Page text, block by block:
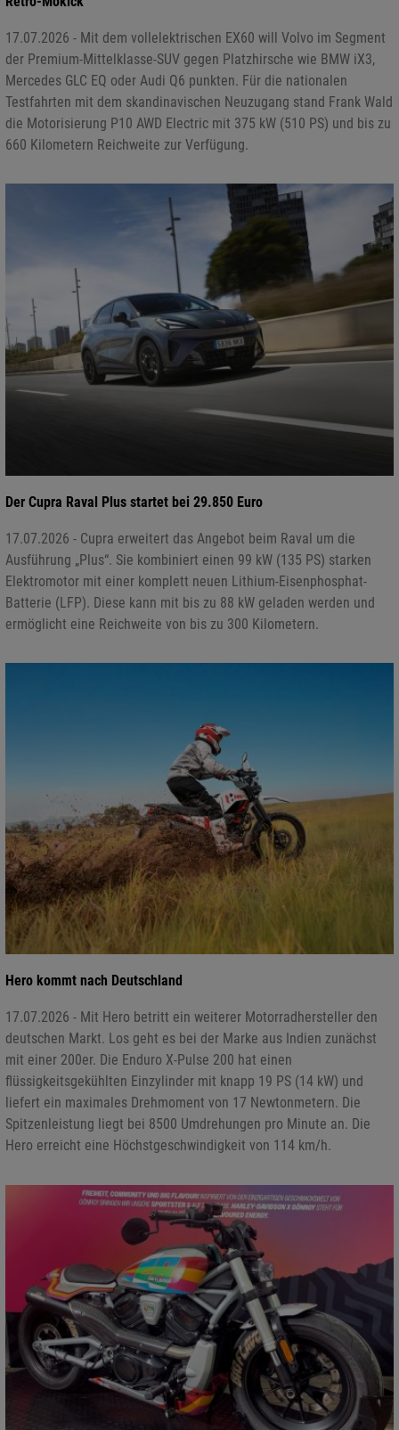
17.07.2026 - Mit dem vollelektrischen EX60 will Volvo im Segment
der Premium-Mittelklasse-SUV gegen Platzhirsche wie BMW iX3,
Mercedes GLC EQ oder Audi Q6 punkten. Für die nationalen
Testfahrten mit dem skandinavischen Neuzugang stand Frank Wald
die Motorisierung P10 AWD Electric mit 375 kW (510 PS) und bis zu
660 Kilometern Reichweite zur Verfügung.
Der Cupra Raval Plus startet bei 29.850 Euro
17.07.2026 - Cupra erweitert das Angebot beim Raval um die
Ausführung „Plus“. Sie kombiniert einen 99 kW (135 PS) starken
Elektromotor mit einer komplett neuen Lithium-Eisenphosphat-
Batterie (LFP). Diese kann mit bis zu 88 kW geladen werden und
ermöglicht eine Reichweite von bis zu 300 Kilometern.
Hero kommt nach Deutschland
17.07.2026 - Mit Hero betritt ein weiterer Motorradhersteller den
deutschen Markt. Los geht es bei der Marke aus Indien zunächst
mit einer 200er. Die Enduro X-Pulse 200 hat einen
flüssigkeitsgekühlten Einzylinder mit knapp 19 PS (14 kW) und
liefert ein maximales Drehmoment von 17 Newtonmetern. Die
Spitzenleistung liegt bei 8500 Umdrehungen pro Minute an. Die
Hero erreicht eine Höchstgeschwindigkeit von 114 km/h.